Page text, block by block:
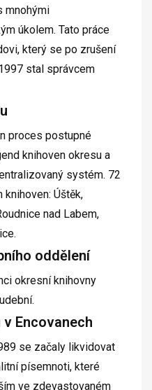
mnohými
úkolem. Tato práce
který se po zrušení
stal správcem
proces postupné
knihoven okresu a
systém. 72
Úštěk,
nad Labem,
oddělení
okresní knihovny
Encovanech
se začaly likvidovat
písemnoti, které
ve zdevastovaném